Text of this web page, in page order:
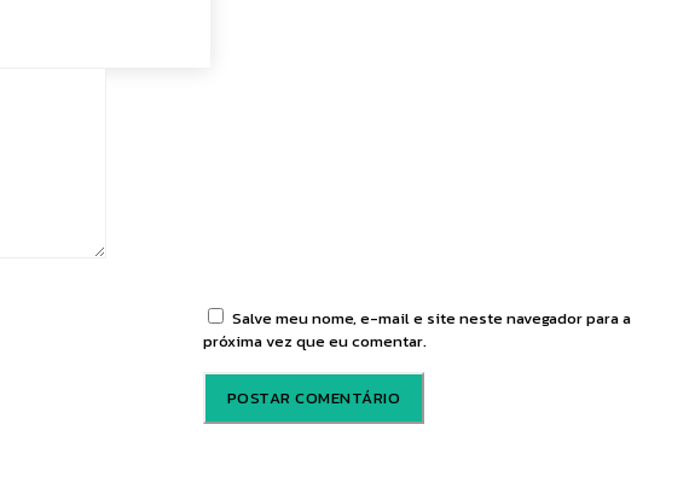
Salve meu nome, e-mail e site neste navegador para a
próxima vez que eu comentar.